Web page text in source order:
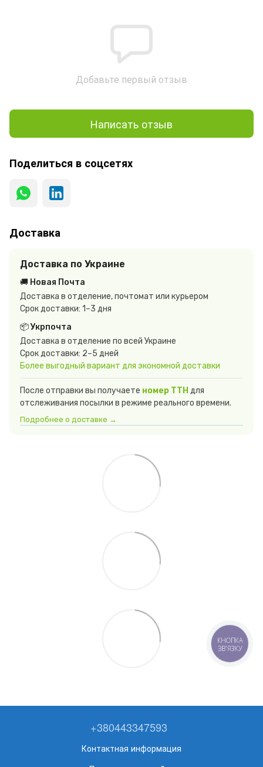
Добавьте первый отзыв
Написать отзыв
Поделиться в соцсетях
Доставка
Доставка по Украине
🚚 Новая Почта
Доставка в отделение, почтомат или курьером
Срок доставки: 1–3 дня
📦 Укрпочта
Доставка в отделение по всей Украине
Срок доставки: 2–5 дней
Более выгодный вариант для экономной доставки
После отправки вы получаете номер ТТН для
отслеживания посылки в режиме реального времени.
Подробнее о доставке →
+380443347593
Контактная информация
КНОПКА
ЗВ'ЯЗКУ